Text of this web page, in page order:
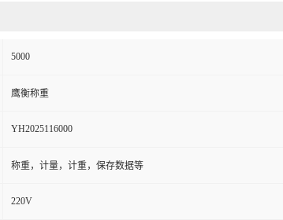
5000
鹰衡称重
YH2025116000
称重，计量，计重，保存数据等
220V